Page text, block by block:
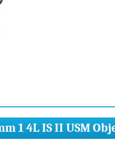
1 4L IS II USM